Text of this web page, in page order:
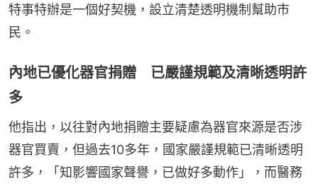
特事特辦是一個好契機，設立清楚透明機制幫助市
民。
內地已優化器官捐贈 已嚴謹規範及清晰透明許
多
他指出，以往對內地捐贈主要疑慮為器官來源是否涉
器官買賣，但過去10多年，國家嚴謹規範已清晰透明
許多，「知影響國家聲譽，已做好多動作」，而醫務